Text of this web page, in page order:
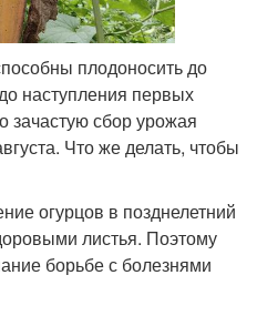
плодоносить до
наступления первых
зачастую сбор урожая
Что же делать, чтобы
огурцов в позднелетний
листья. Поэтому
борьбе с болезнями